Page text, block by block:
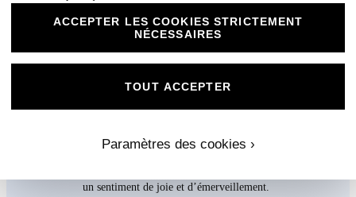
Dinosaure
Diplodocus, parfait pour annoncer les moments spéciaux
Caractéristiques :
Thème :
Baby Diplodocus, adorable et ludique,
un sentiment de joie et d’émerveillement.
ACCEPTER LES COOKIES STRICTEMENT
NÉCESSAIRES
Paramètres des cookies ›
TOUT ACCEPTER